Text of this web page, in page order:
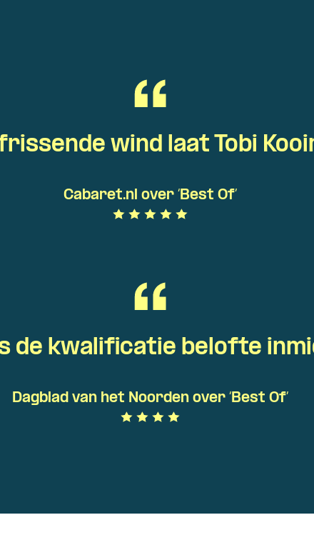
wind laat Tobi
Cabaret.nl over ‘Best Of’
is de kwalificatie belofte
Dagblad van het Noorden over ‘Best Of’